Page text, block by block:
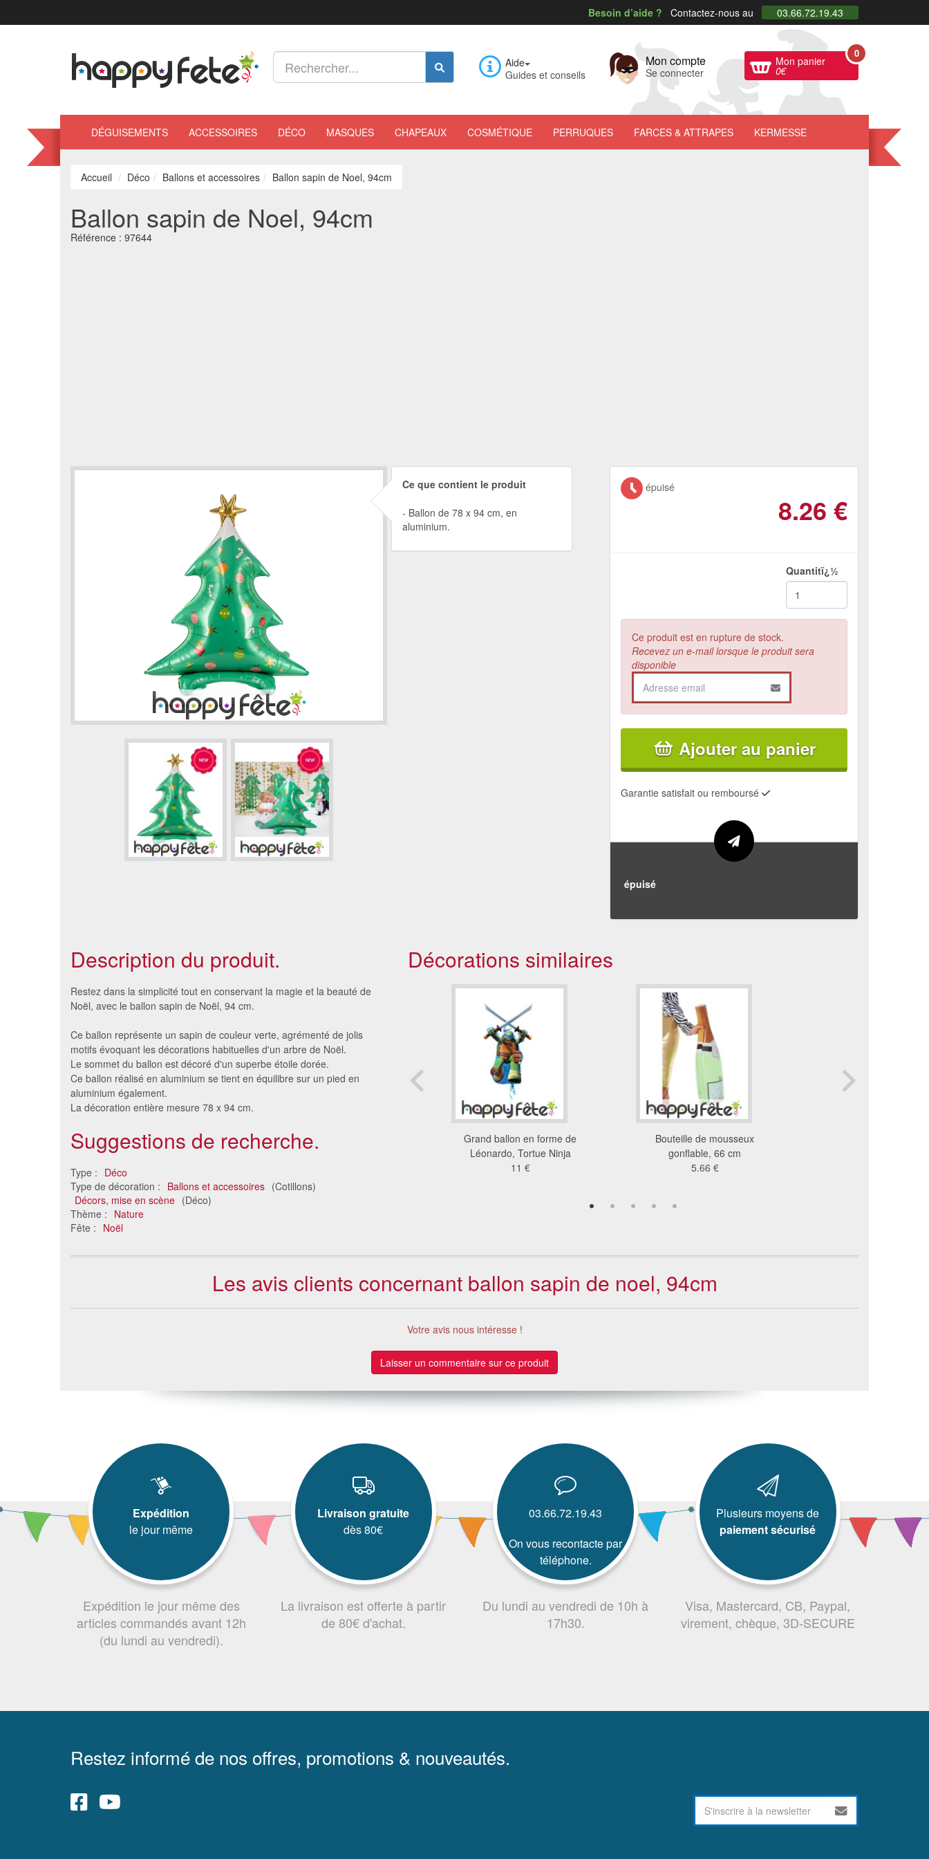
Besoin d’aide ? Contactez-nous au 03.66.72.19.43
Aide
Guides et conseils
Mon compte
Se connecter
Mon panier
0€
0
DÉGUISEMENTS ACCESSOIRES DÉCO MASQUES CHAPEAUX COSMÉTIQUE PERRUQUES FARCES & ATTRAPES KERMESSE
Accueil Déco Ballons et accessoires Ballon sapin de Noel, 94cm
Ballon sapin de Noel, 94cm
Référence : 97644
Ce que contient le produit
Ballon de 78 x 94 cm, en
aluminium.
épuisé
8.26 €
Quantitï¿½
Ce produit est en rupture de stock.
Recevez un e-mail lorsque le produit sera
disponible
Ajouter au panier
Garantie satisfait ou remboursé
épuisé
Description du produit.
Restez dans la simplicité tout en conservant la magie et la beauté de
Noël, avec le ballon sapin de Noël, 94 cm.
Ce ballon représente un sapin de couleur verte, agrémenté de jolis
motifs évoquant les décorations habituelles d'un arbre de Noël.
Le sommet du ballon est décoré d'un superbe étoile dorée.
Ce ballon réalisé en aluminium se tient en équilibre sur un pied en
aluminium également.
La décoration entière mesure 78 x 94 cm.
Suggestions de recherche.
Type : Déco
Type de décoration : Ballons et accessoires (Cotillons)
Décors, mise en scène (Déco)
Thème : Nature
Fête : Noël
Décorations similaires
Ballon en forme de palmier
7.67 €
Ballon en forme de Léonardo,
Tortue Ninja
Grand ballon en forme de
Léonardo, Tortue Ninja
11 €
Bouteille de mousseux
gonflable, 66 cm
5.66 €
Les avis clients concernant ballon sapin de noel, 94cm
Votre avis nous intéresse !
Laisser un commentaire sur ce produit
Expédition
le jour même
Expédition le jour même des
articles commandés avant 12h
(du lundi au vendredi).
Livraison gratuite
dès 80€
La livraison est offerte à partir
de 80€ d'achat.
03.66.72.19.43
On vous recontacte par
téléphone.
Du lundi au vendredi de 10h à
17h30.
Plusieurs moyens de
paiement sécurisé
Visa, Mastercard, CB, Paypal,
virement, chèque, 3D-SECURE
Restez informé de nos offres, promotions & nouveautés.